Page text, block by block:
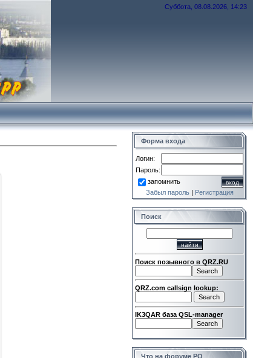
Суббота, 08.08.2026, 14:23
Форма входа
Логин:
Пароль:
запомнить
Забыл пароль| Регистрация
Поиск
Поиск позывного в QRZ.RU
QRZ.com callsign lookup:
IK3QAR база QSL-manager
Что на форуме РО